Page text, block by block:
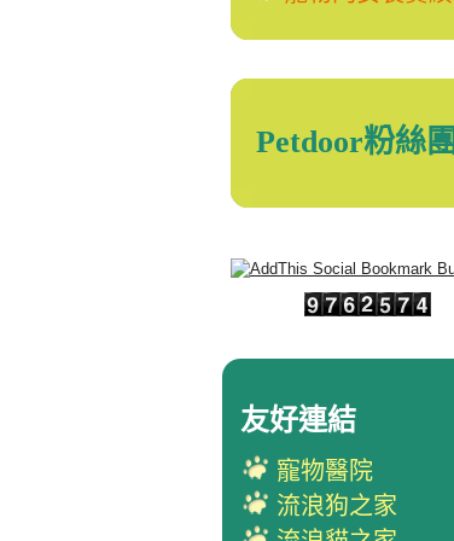
Petdoor粉絲團
友好連結
寵物醫院
流浪狗之家